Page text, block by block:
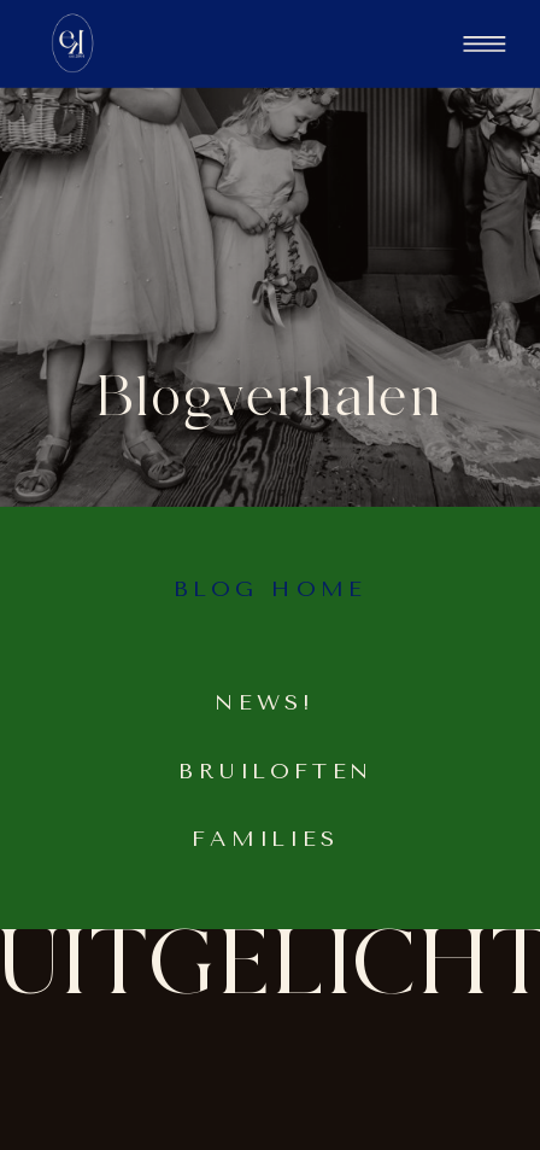
Blogverhalen
BLOG HOME
BRUILOFTEN
FAMILIES
NEWS!